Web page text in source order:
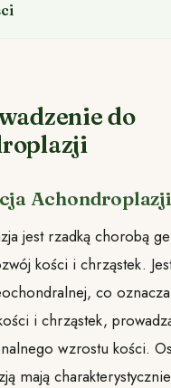
do
jest rzadką chorobą
kości i chrząstek.
co
i chrząstek,
wzrostu kości.
mają